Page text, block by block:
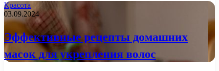
Красота
03.09.2024
Эффективные рецепты домашних
масок для укрепления волос